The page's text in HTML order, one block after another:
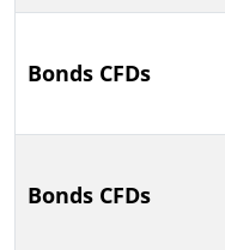
Bonds CFDs
Bonds CFDs